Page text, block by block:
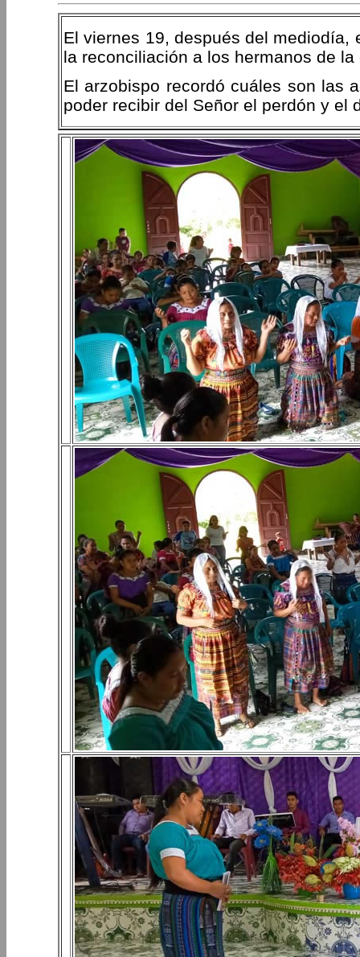
El viernes 19, después del
la reconciliación a los hermanos de
El arzobispo recordó cuáles son las
poder recibir del Señor el perdón y el